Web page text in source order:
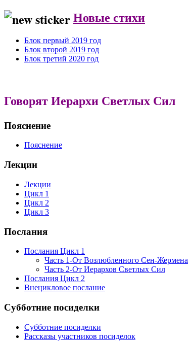
Новые стихи
Блок первый 2019 год
Блок второй 2019 год
Блок третий 2020 год
Говорят Иерархи Светлых Сил
Пояснение
Пояснение
Лекции
Лекции
Цикл 1
Цикл 2
Цикл 3
Послания
Послания Цикл 1
Часть 1-От Возлюбленного Сен-Жермена
Часть 2-От Иерархов Светлых Сил
Послания Цикл 2
Внецикловое послание
Субботние посиделки
Субботние посиделки
Рассказы участников посиделок